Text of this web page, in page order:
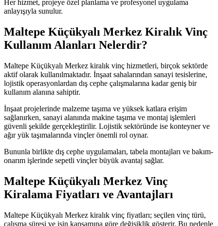
Her hizmet, projeye özel planlama ve profesyonel uygulama
anlayışıyla sunulur.
Maltepe Küçükyalı Merkez Kiralık Vinç
Kullanım Alanları Nelerdir?
Maltepe Küçükyalı Merkez kiralık vinç hizmetleri, birçok sektörde
aktif olarak kullanılmaktadır. İnşaat sahalarından sanayi tesislerine,
lojistik operasyonlardan dış cephe çalışmalarına kadar geniş bir
kullanım alanına sahiptir.
İnşaat projelerinde malzeme taşıma ve yüksek katlara erişim
sağlanırken, sanayi alanında makine taşıma ve montaj işlemleri
güvenli şekilde gerçekleştirilir. Lojistik sektöründe ise konteyner ve
ağır yük taşımalarında vinçler önemli rol oynar.
Bununla birlikte dış cephe uygulamaları, tabela montajları ve bakım-
onarım işlerinde sepetli vinçler büyük avantaj sağlar.
Maltepe Küçükyalı Merkez Vinç
Kiralama Fiyatları ve Avantajları
Maltepe Küçükyalı Merkez kiralık vinç fiyatları; seçilen vinç türü,
çalışma süresi ve işin kapsamına göre değişiklik gösterir. Bu nedenle